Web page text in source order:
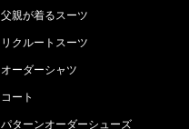
父親が着るスーツ
リクルートスーツ
オーダーシャツ
コート
パターンオーダーシューズ